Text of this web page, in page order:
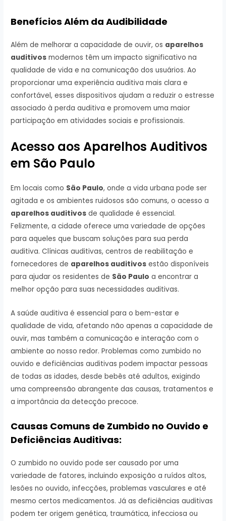
Benefícios Além da Audibilidade
Além de melhorar a capacidade de ouvir, os aparelhos
auditivos modernos têm um impacto significativo na
qualidade de vida e na comunicação dos usuários. Ao
proporcionar uma experiência auditiva mais clara e
confortável, esses dispositivos ajudam a reduzir o estresse
associado à perda auditiva e promovem uma maior
participação em atividades sociais e profissionais.
Acesso aos Aparelhos Auditivos
em São Paulo
Em locais como São Paulo, onde a vida urbana pode ser
agitada e os ambientes ruidosos são comuns, o acesso a
aparelhos auditivos de qualidade é essencial.
Felizmente, a cidade oferece uma variedade de opções
para aqueles que buscam soluções para sua perda
auditiva. Clínicas auditivas, centros de reabilitação e
fornecedores de aparelhos auditivos estão disponíveis
para ajudar os residentes de São Paulo a encontrar a
melhor opção para suas necessidades auditivas.
A saúde auditiva é essencial para o bem-estar e
qualidade de vida, afetando não apenas a capacidade de
ouvir, mas também a comunicação e interação com o
ambiente ao nosso redor. Problemas como zumbido no
ouvido e deficiências auditivas podem impactar pessoas
de todas as idades, desde bebês até adultos, exigindo
uma compreensão abrangente das causas, tratamentos e
a importância da detecção precoce.
Causas Comuns de Zumbido no Ouvido e
Deficiências Auditivas:
O zumbido no ouvido pode ser causado por uma
variedade de fatores, incluindo exposição a ruídos altos,
lesões no ouvido, infecções, problemas vasculares e até
mesmo certos medicamentos. Já as deficiências auditivas
podem ter origem genética, traumática, infecciosa ou